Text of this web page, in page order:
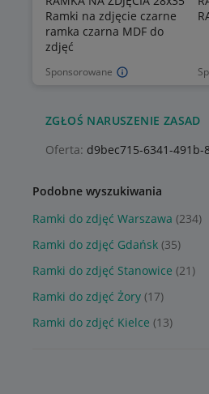
Sponsorowane
Ramki na zdjęcie czarne
ramka czarna MDF do
zdjęć
ZGŁOŚ NARUSZENIE ZASAD
Oferta: d9bec715-6341-
Podobne wyszukiwania
Ramki do zdjęć Warszawa (234)
Ramki do zdjęć Gdańsk (35)
Ramki do zdjęć Stanowice (21)
Ramki do zdjęć Żory (17)
Ramki do zdjęć Kielce (13)